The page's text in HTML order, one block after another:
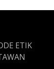
ETIK